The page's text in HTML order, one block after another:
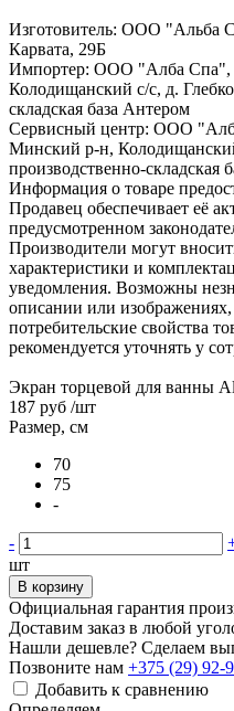
Изготовитель: ООО "Альба
Карвата, 29Б
Импортер: ООО "Алба Спа",
Колодищанский с/с, д.
складская база Антером
Сервисный центр: ООО
Минский р-н,
производственно-складская
Информация о товаре
Продавец обеспечивает её
предусмотренном
Производители могут
характеристики и
уведомления. Возможны
описании или
потребительские свойства
рекомендуется уточнять у
Экран торцевой для ванны
187 руб /шт
Размер, см
70
75
-
-
шт
В корзину
Официальная гарантия
Доставим заказ в любой
Нашли дешевле? Сделаем
Позвоните нам +375 (29) 92-
Добавить к сравнению